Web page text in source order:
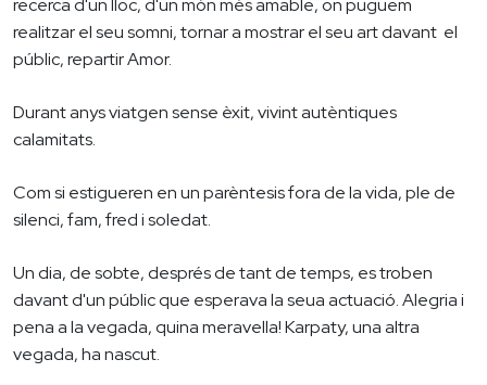
recerca d'un lloc, d'un món més amable, on puguem
realitzar el seu somni, tornar a mostrar el seu art davant el
públic, repartir Amor.
Durant anys viatgen sense èxit, vivint autèntiques
calamitats.
Com si estigueren en un parèntesis fora de la vida, ple de
silenci, fam, fred i soledat.
Un dia, de sobte, després de tant de temps, es troben
davant d'un públic que esperava la seua actuació. Alegria i
pena a la vegada, quina meravella! Karpaty, una altra
vegada, ha nascut.